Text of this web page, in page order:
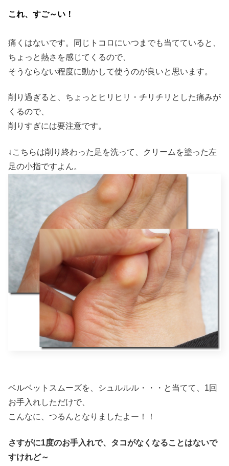
これ、すご～い！
痛くはないです。同じトコロにいつまでも当てていると、
ちょっと熱さを感じてくるので、
そうならない程度に動かして使うのが良いと思います。
削り過ぎると、ちょっとヒリヒリ・チリチリとした痛みが
くるので、
削りすぎには要注意です。
↓こちらは削り終わった足を洗って、クリームを塗った左
足の小指ですよん。
ベルベットスムーズを、シュルルル・・・と当てて、1回
お手入れしただけで、
こんなに、つるんとなりましたよー！！
さすがに1度のお手入れで、タコがなくなることはないで
すけれど～